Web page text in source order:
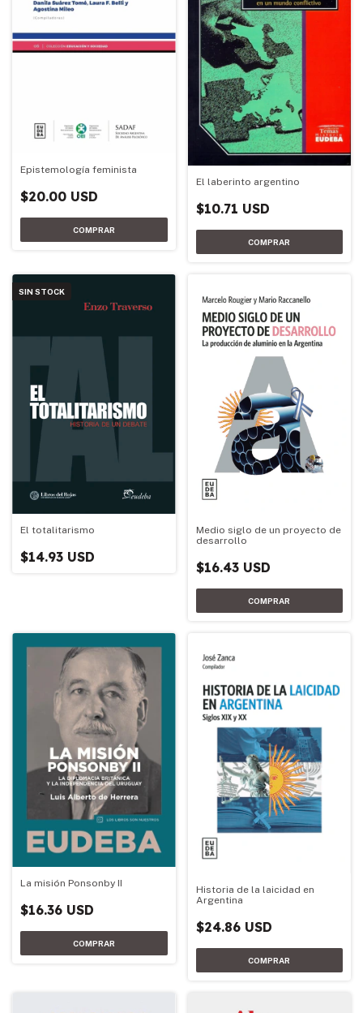
Epistemología feminista
$20.00 USD
El laberinto argentino
$10.71 USD
SIN STOCK
El totalitarismo
$14.93 USD
Medio siglo de un proyecto de
desarrollo
$16.43 USD
La misión Ponsonby II
$16.36 USD
Historia de la laicidad en
Argentina
$24.86 USD